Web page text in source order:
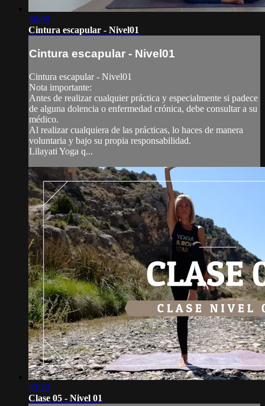
36:09
Cintura escapular - Nivel01
Cintura escapular - Nivel01
Cintura escapular - Nivel01
Nota importante:
Antes de realizar cualquier práctica y especialmente si padece
de alguna dolencia o enfermedad crónica, debe consultar a su
médico.
Al realizar cualquiera de las prácticas, lo haces de manera
voluntaria y bajo su propia responsabilidad.
Lilayati Yoga q...
43:20
Clase 05 - Nivel 01